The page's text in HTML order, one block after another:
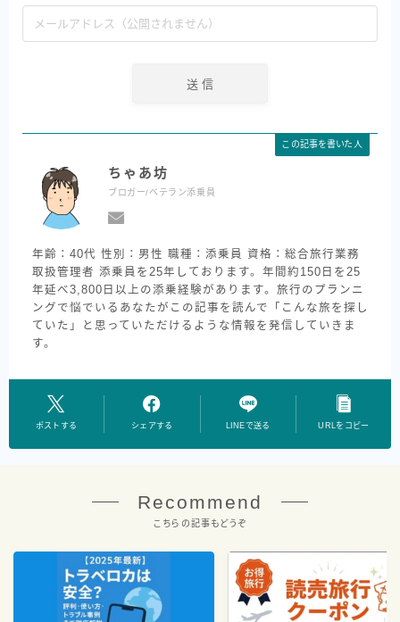
この記事を書いた人
ちゃあ坊
ブロガー/ベテラン添乗員
年齢：40代 性別：男性 職種：添乗員 資格：総合旅行業務
取扱管理者 添乗員を25年しております。年間約150日を25
年延べ3,800日以上の添乗経験があります。旅行のプランニ
ングで悩でいるあなたがこの記事を読んで「こんな旅を探し
ていた」と思っていただけるような情報を発信していきま
す。
ポストする シェアする LINEで送る URLをコピー
Recommend
こちらの記事もどうぞ